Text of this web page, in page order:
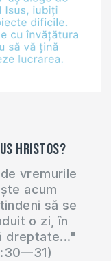
Hristos?
vremurile
acum
să se
o zi, în
dreptate..."